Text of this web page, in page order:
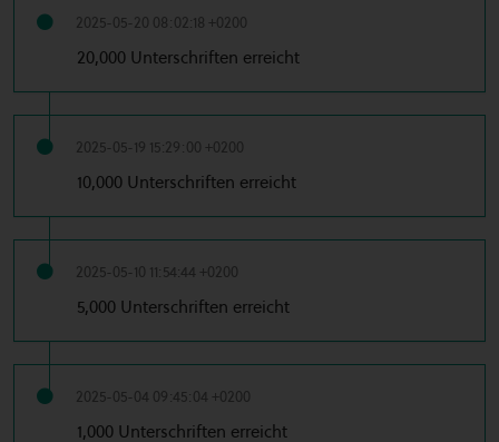
2025-05-20 08:02:18 +0200
20,000 Unterschriften erreicht
2025-05-19 15:29:00 +0200
10,000 Unterschriften erreicht
2025-05-10 11:54:44 +0200
5,000 Unterschriften erreicht
2025-05-04 09:45:04 +0200
1,000 Unterschriften erreicht